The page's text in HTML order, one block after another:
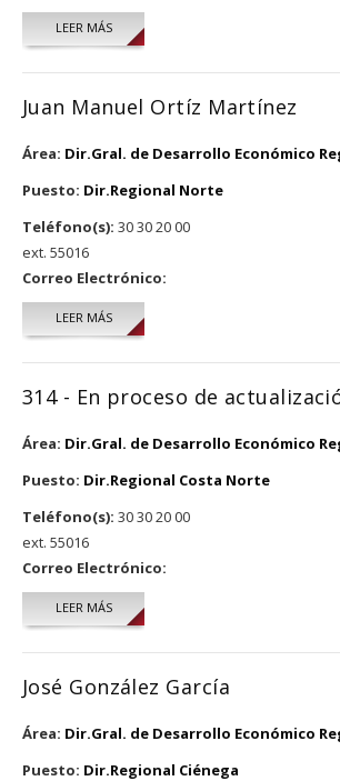
LEER MÁSSOBRE DANIEL CONTRERAS AGUILAR
Juan Manuel Ortíz Martínez
Área: Dir.Gral. de Desarrollo Económico
Puesto: Dir.Regional Norte
Teléfono(s): 30 30 20 00
ext. 55016
Correo Electrónico:
LEER MÁSSOBRE JUAN MANUEL ORTÍZ MARTÍNEZ
314 - En proceso de
Área: Dir.Gral. de Desarrollo Económico
Puesto: Dir.Regional Costa Norte
Teléfono(s): 30 30 20 00
ext. 55016
Correo Electrónico:
LEER MÁSSOBRE 314 - EN PROCESO DE
José González García
Área: Dir.Gral. de Desarrollo Económico
Puesto: Dir.Regional Ciénega